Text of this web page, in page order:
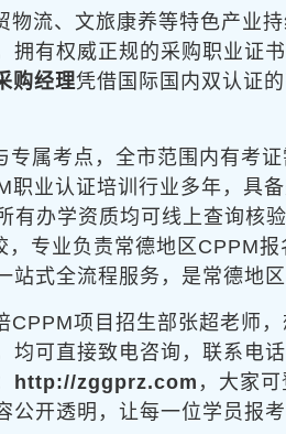
流、文旅康养等特色产业
有权威正规的采购职业证
购经理凭借国际国内双认证
属考点，全市范围内有考
业认证培训行业多年，具
办学资质均可线上查询核
专业负责常德地区CPPM
式全流程服务，是常德地
项目招生部张超老师
可直接致电咨询，联系电话
http://zggprz.com ，大家
开透明，让每一位学员报考